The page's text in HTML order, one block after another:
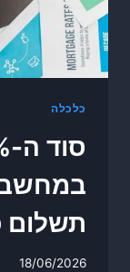
כלכלה
תשלום
18/06/2026